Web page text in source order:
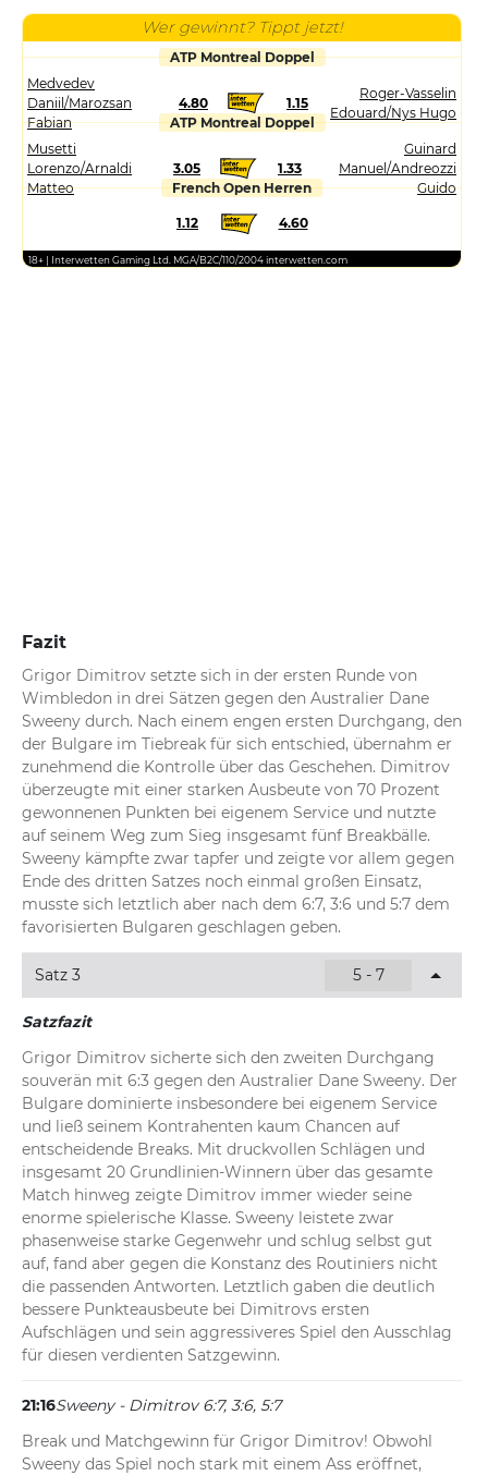
Wer gewinnt? Tippt jetzt!
ATP Montreal Doppel
Medvedev
Daniil/Marozsan
Fabian
4.80 1.15
Roger-Vasselin
Edouard/Nys Hugo
ATP Montreal Doppel
Musetti
Lorenzo/Arnaldi
Matteo
3.05 1.33
Guinard
Manuel/Andreozzi
Guido
French Open Herren
1.12 4.60
18+ | Interwetten Gaming Ltd. MGA/B2C/110/2004 interwetten.com
Fazit
Grigor Dimitrov setzte sich in der ersten Runde von
Wimbledon in drei Sätzen gegen den Australier Dane
Sweeny durch. Nach einem engen ersten Durchgang, den
der Bulgare im Tiebreak für sich entschied, übernahm er
zunehmend die Kontrolle über das Geschehen. Dimitrov
überzeugte mit einer starken Ausbeute von 70 Prozent
gewonnenen Punkten bei eigenem Service und nutzte
auf seinem Weg zum Sieg insgesamt fünf Breakbälle.
Sweeny kämpfte zwar tapfer und zeigte vor allem gegen
Ende des dritten Satzes noch einmal großen Einsatz,
musste sich letztlich aber nach dem 6:7, 3:6 und 5:7 dem
favorisierten Bulgaren geschlagen geben.
Satz 3 5 - 7
Satzfazit
Grigor Dimitrov sicherte sich den zweiten Durchgang
souverän mit 6:3 gegen den Australier Dane Sweeny. Der
Bulgare dominierte insbesondere bei eigenem Service
und ließ seinem Kontrahenten kaum Chancen auf
entscheidende Breaks. Mit druckvollen Schlägen und
insgesamt 20 Grundlinien-Winnern über das gesamte
Match hinweg zeigte Dimitrov immer wieder seine
enorme spielerische Klasse. Sweeny leistete zwar
phasenweise starke Gegenwehr und schlug selbst gut
auf, fand aber gegen die Konstanz des Routiniers nicht
die passenden Antworten. Letztlich gaben die deutlich
bessere Punkteausbeute bei Dimitrovs ersten
Aufschlägen und sein aggressiveres Spiel den Ausschlag
für diesen verdienten Satzgewinn.
21:16Sweeny - Dimitrov 6:7, 3:6, 5:7
Break und Matchgewinn für Grigor Dimitrov! Obwohl
Sweeny das Spiel noch stark mit einem Ass eröffnet,